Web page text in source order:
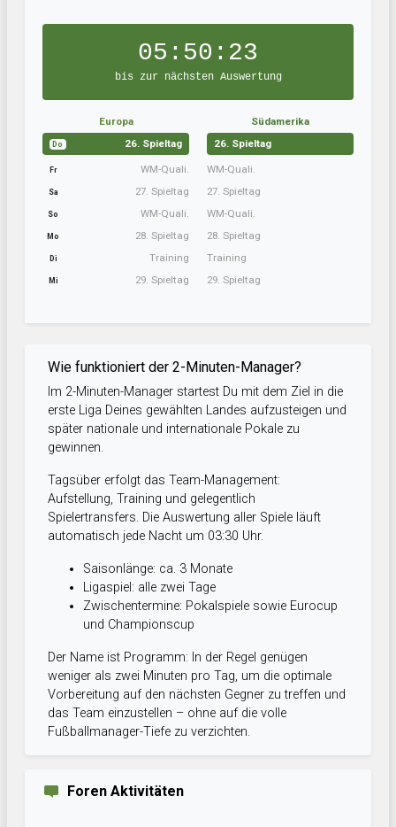
05:50:23
bis zur nächsten Auswertung
Europa
Do 26. Spieltag
Fr WM-Quali.
Sa 27. Spieltag
So WM-Quali.
Mo 28. Spieltag
Di Training
Mi 29. Spieltag
Südamerika
26. Spieltag
WM-Quali.
27. Spieltag
WM-Quali.
28. Spieltag
Training
29. Spieltag
Wie funktioniert der 2-Minuten-Manager?
Im 2-Minuten-Manager startest Du mit dem Ziel in die
erste Liga Deines gewählten Landes aufzusteigen und
später nationale und internationale Pokale zu
gewinnen.
Tagsüber erfolgt das Team-Management:
Aufstellung, Training und gelegentlich
Spielertransfers. Die Auswertung aller Spiele läuft
automatisch jede Nacht um 03:30 Uhr.
Saisonlänge: ca. 3 Monate
Ligaspiel: alle zwei Tage
Zwischentermine: Pokalspiele sowie Eurocup
und Championscup
Der Name ist Programm: In der Regel genügen
weniger als zwei Minuten pro Tag, um die optimale
Vorbereitung auf den nächsten Gegner zu treffen und
das Team einzustellen – ohne auf die volle
Fußballmanager-Tiefe zu verzichten.
Foren Aktivitäten